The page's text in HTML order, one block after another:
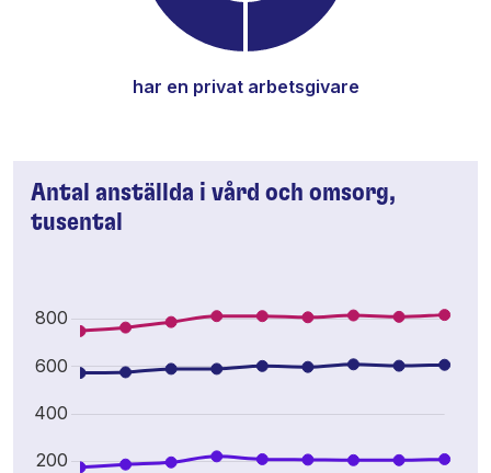
har en privat arbetsgivare
Antal anställda i vård och omsorg,
tusental